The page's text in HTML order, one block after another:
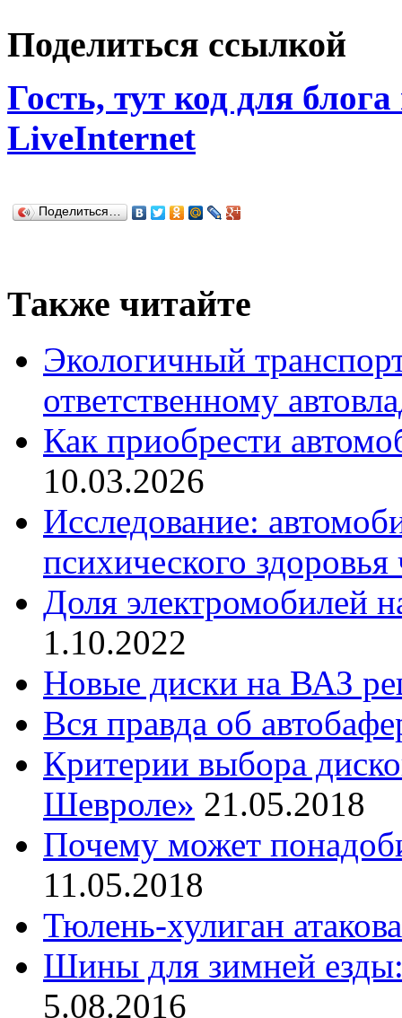
Поделиться ссылкой
Гость, тут код для
LiveInternet
Поделиться…
Также читайте
Экологичный
ответственному
Как приобрести
10.03.2026
Исследование:
психического здоровья
Доля электромобилей
1.10.2022
Новые диски на ВАЗ
Вся правда об
Критерии выбора
Шевроле» 21.05.2018
Почему может
11.05.2018
Тюлень-хулиган
Шины для зимней
5.08.2016